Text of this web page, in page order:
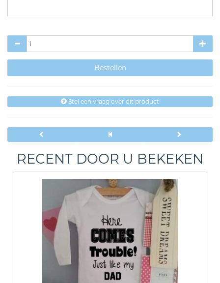
Stel een vraag over dit product
RECENT DOOR U BEKEKEN